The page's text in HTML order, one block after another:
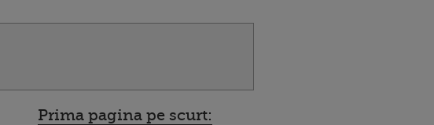
Prima pagina pe scurt: